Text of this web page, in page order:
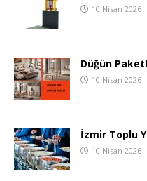
10 Nisan 2026
Düğün
10 Nisan 2026
İzmir Toplu
10 Nisan 2026